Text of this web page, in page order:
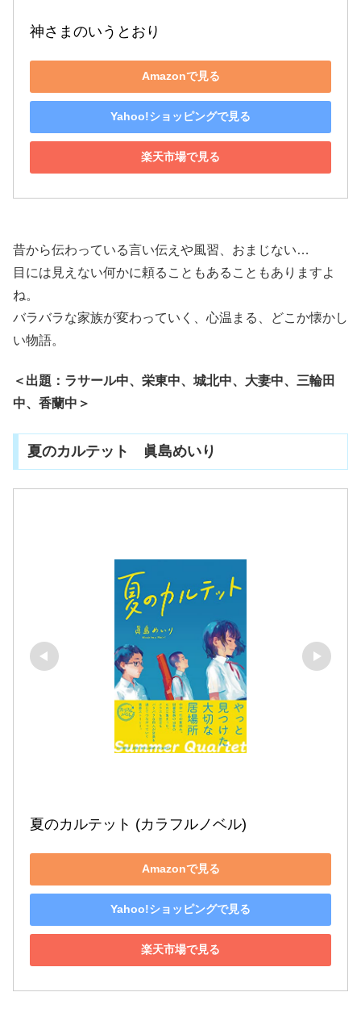
神さまのいうとおり
Amazonで見る
Yahoo!ショッピングで見る
楽天市場で見る
昔から伝わっている言い伝えや風習、おまじない…
目には見えない何かに頼ることもあることもありますよ
ね。
バラバラな家族が変わっていく、心温まる、どこか懐かし
い物語。
＜出題：ラサール中、栄東中、城北中、大妻中、三輪田
中、香蘭中＞
夏のカルテット 眞島めいり
夏のカルテット (カラフルノベル)
Amazonで見る
Yahoo!ショッピングで見る
楽天市場で見る